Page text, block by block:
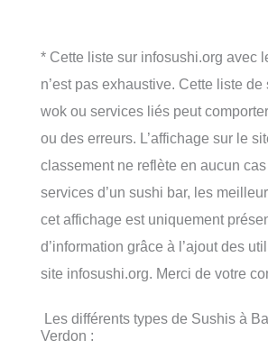
* Cette liste sur infosushi.org avec
n’est pas exhaustive. Cette liste de
wok ou services liés peut
ou des erreurs. L’affichage sur le
classement ne reflète en aucun
services d’un sushi bar, les
cet affichage est uniquement
d’information grâce à l’ajout des
site infosushi.org. Merci de votre
Les différents types de Sushis à
Verdon :